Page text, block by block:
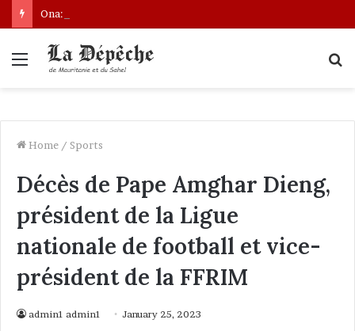
Ona: le nouveau bâtonnier installé
Menu
Home / Sports
Décès de Pape Amghar Dieng,
président de la Ligue
nationale de football et vice-
président de la FFRIM
admin1 admin1 January 25, 2023